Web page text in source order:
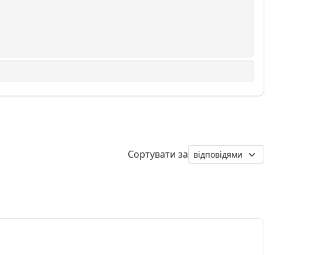
Сортувати за